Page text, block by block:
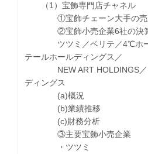
（1）宝飾専門店チャネル
①宝飾チェーン大手の売
②宝飾小売企業6社の決
ツツミ／ベリテ／4℃ホー
テールホールディングス／
NEW ART HOLDINGS／
ディングス
(a)概況
(b)業績推移
(c)財務分析
③主要宝飾小売企業
・ツツミ